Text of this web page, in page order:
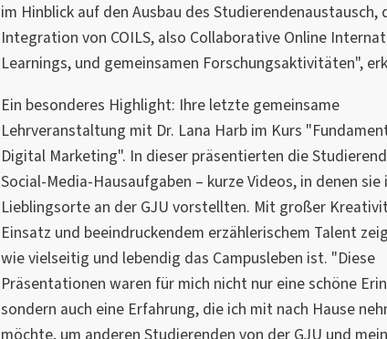
im Hinblick auf den Ausbau des Studierendenaustausch,
Integration von COILS, also Collaborative Online
Learnings, und gemeinsamen Forschungsaktivitäten",
Ein besonderes Highlight: Ihre letzte gemeinsame
Lehrveranstaltung mit Dr. Lana Harb im Kurs
Digital Marketing". In dieser präsentierten die
Social-Media-Hausaufgaben – kurze Videos, in denen sie
Lieblingsorte an der GJU vorstellten. Mit großer
Einsatz und beeindruckendem erzählerischem Talent
wie vielseitig und lebendig das Campusleben ist. "Diese
Präsentationen waren für mich nicht nur eine schöne
sondern auch eine Erfahrung, die ich mit nach Hause